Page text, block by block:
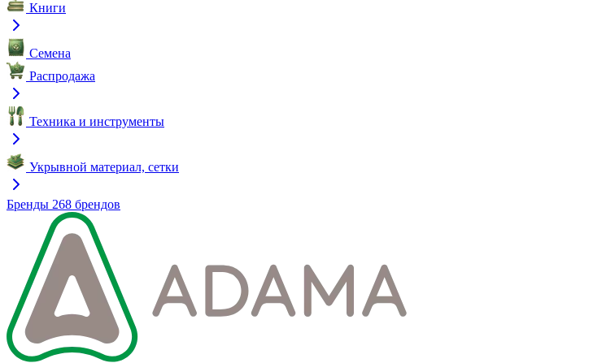
Книги
Семена
Распродажа
Техника и инструменты
Укрывной материал, сетки
Бренды 268 брендов